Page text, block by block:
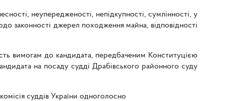
неупередженості, непідкупності, сумлінності, у
законності джерел походження майна, відповідності
вимогам до кандидата, передбаченим Конституцією
на посаду судді Драбівського районного суду
суддів України одноголосно